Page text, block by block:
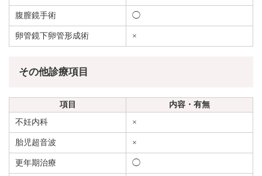
腹膣鏡手術 ◯
卵管鏡下卵管形成術 ×
その他診療項目
項目
内容・有無
不妊内科
×
胎児超音波 ×
更年期治療 ◯